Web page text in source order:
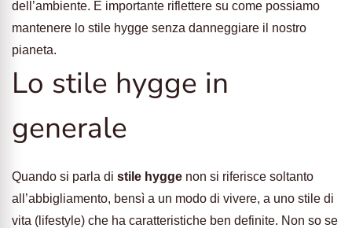
dell’ambiente. È importante riflettere su come possiamo
mantenere lo stile hygge senza danneggiare il nostro
pianeta.
Lo stile hygge in
generale
Quando si parla di stile hygge non si riferisce soltanto
all’abbigliamento, bensì a un modo di vivere, a uno stile di
vita (lifestyle) che ha caratteristiche ben definite. Non so se